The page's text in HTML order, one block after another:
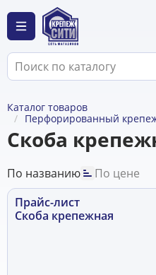
Каталог товаров
Перфорированный
Скоба
По названию
По цене
Прайс-лист
Скоба крепежная